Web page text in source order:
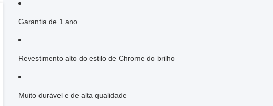
Garantia de 1 ano
Revestimento alto do estilo de Chrome do brilho
Muito durável e de alta qualidade